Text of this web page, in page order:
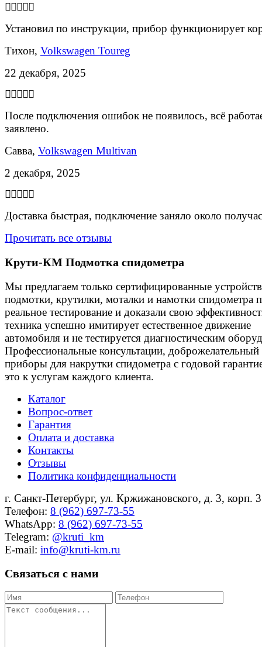
Установил по инструкции, прибор функционирует
Тихон, Volkswagen Toureg
22 декабря, 2025
После подключения ошибок не появилось, всё
заявлено.
Савва, Volkswagen Multivan
2 декабря, 2025
Доставка быстрая, подключение заняло около
Прочитать все отзывы
Крути-КМ Подмотка спидометра
Мы предлагаем только сертифицированные
подмотки, крутилки, моталки и намотки спидометра
реальное тестирование и доказали свою
техника успешно имитирует естественное движение
автомобиля и не тестируется диагностическим
Профессиональные консультации, доброжелательный
приборы для накрутки спидометра с годовой
это к услугам каждого клиента.
Каталог
Вопрос-ответ
Гарантия
Оплата и доставка
Контакты
Отзывы
Политика конфиденциальности
г. Санкт-Петербург, ул. Кржижановского, д. 3, корп. 3
Телефон: 8 (962) 697-73-55
WhatsApp: 8 (962) 697-73-55
Telegram: @kruti_km
E-mail: info@kruti-km.ru
Связаться с нами